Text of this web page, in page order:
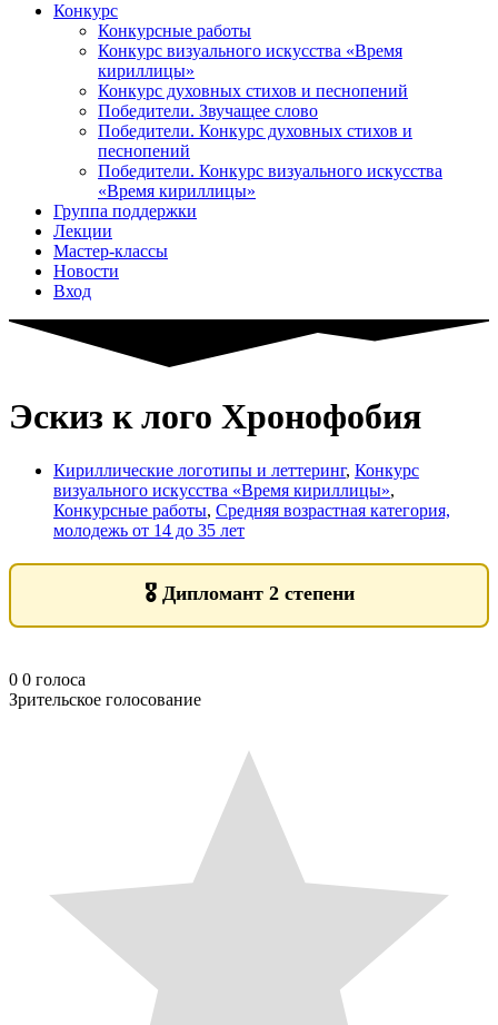
Конкурс
Конкурсные работы
Конкурс визуального искусства «Время
кириллицы»
Конкурс духовных стихов и песнопений
Победители. Звучащее слово
Победители. Конкурс духовных стихов и
песнопений
Победители. Конкурс визуального искусства
«Время кириллицы»
Группа поддержки
Лекции
Мастер-классы
Новости
Вход
Эскиз к лого Хронофобия
Кириллические логотипы и леттеринг, Конкурс
визуального искусства «Время кириллицы»,
Конкурсные работы, Средняя возрастная категория,
молодежь от 14 до 35 лет
🎖️ Дипломант 2 степени
0 0 голоса
Зрительское голосование